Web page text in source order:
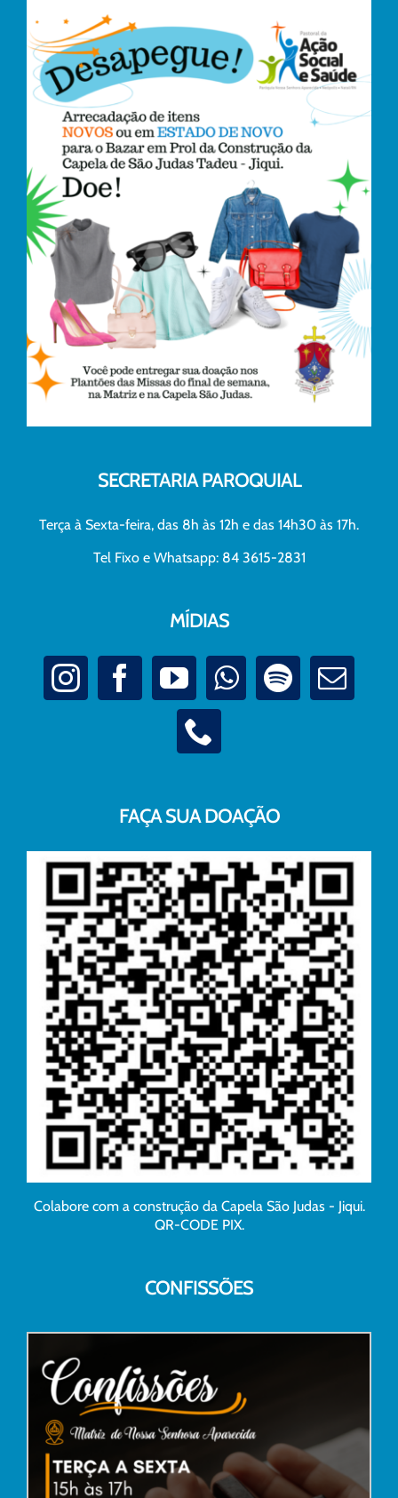
SECRETARIA PAROQUIAL
Terça à Sexta-feira, das 8h às 12h e das 14h30 às 17h.
Tel Fixo e Whatsapp: 84 3615-2831
MÍDIAS
FAÇA SUA DOAÇÃO
Colabore com a construção da Capela São Judas - Jiqui.
QR-CODE PIX.
CONFISSÕES